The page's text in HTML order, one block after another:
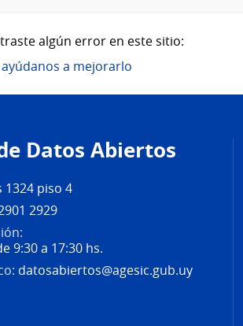
algún error en este sitio:
ayúdanos a mejorarlo
Datos Abiertos
1324 piso 4
2929
9:30 a 17:30 hs.
datosabiertos@agesic.gub.uy